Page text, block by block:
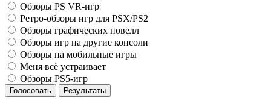
Обзоры PS VR-игр
Ретро-обзоры игр для PSX/PS2
Обзоры графических новелл
Обзоры игр на другие консоли
Обзоры на мобильные игры
Меня всё устраивает
Обзоры PS5-игр
Голосовать Результаты